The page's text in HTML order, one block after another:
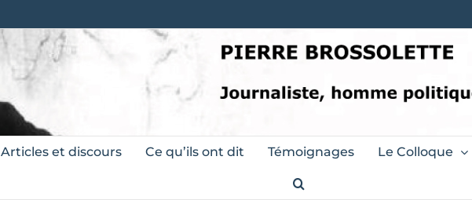
Articles et discours Ce qu’ils ont dit Témoignages Le Colloque